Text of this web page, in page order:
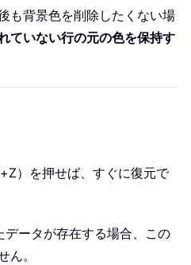
も背景色を削除したくない場
ていない行の元の色を保持す
）を押せば、すぐに復元で
ータが存在する場合、この
ん。